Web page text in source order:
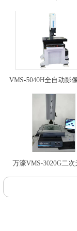
VMS-5040H全自动影
万濠VMS-3020G二次